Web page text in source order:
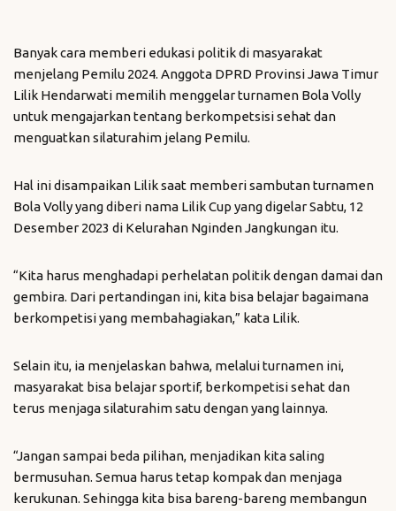
Banyak cara memberi edukasi politik di masyarakat
menjelang Pemilu 2024. Anggota DPRD Provinsi Jawa Timur
Lilik Hendarwati memilih menggelar turnamen Bola Volly
untuk mengajarkan tentang berkompetsisi sehat dan
menguatkan silaturahim jelang Pemilu.
Hal ini disampaikan Lilik saat memberi sambutan turnamen
Bola Volly yang diberi nama Lilik Cup yang digelar Sabtu, 12
Desember 2023 di Kelurahan Nginden Jangkungan itu.
“Kita harus menghadapi perhelatan politik dengan damai dan
gembira. Dari pertandingan ini, kita bisa belajar bagaimana
berkompetisi yang membahagiakan,” kata Lilik.
Selain itu, ia menjelaskan bahwa, melalui turnamen ini,
masyarakat bisa belajar sportif, berkompetisi sehat dan
terus menjaga silaturahim satu dengan yang lainnya.
“Jangan sampai beda pilihan, menjadikan kita saling
bermusuhan. Semua harus tetap kompak dan menjaga
kerukunan. Sehingga kita bisa bareng-bareng membangun